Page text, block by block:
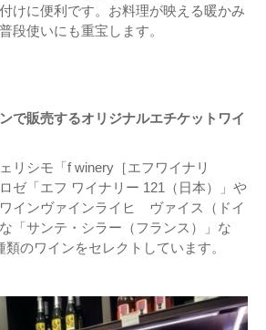
けに便利です。お料理が映える暖かみ
段使いにも重宝します。
で販売するオリジナルエチケットワイ
リシモ「f winery［エフワイナリ
ゼ「エフ ワイナリー 121（日本）」や
インヴァインライヒ ヴァイス（ドイ
「サンテ・シラー（フランス）」な
のワインをセレクトしています。